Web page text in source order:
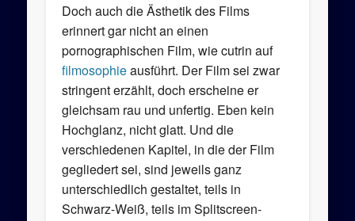
Doch auch die Ästhetik des Films
erinnert gar nicht an einen
pornographischen Film, wie cutrin auf
filmosophieausführt. Der Film sei zwar
stringent erzählt, doch erscheine er
gleichsam rau und unfertig. Eben kein
Hochglanz, nicht glatt. Und die
verschiedenen Kapitel, in die der Film
gegliedert sei, sind jeweils ganz
unterschiedlich gestaltet, teils in
Schwarz-Weiß, teils im Splitscreen-